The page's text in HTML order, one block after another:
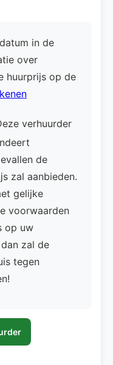
in de
over
huurprijs op de
verhuurder
de
zal aanbieden.
gelijke
voorwaarden
op uw
zal de
tegen